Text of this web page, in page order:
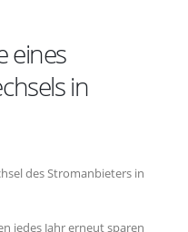
eines
in
des Stromanbieters in
jedes Jahr erneut sparen